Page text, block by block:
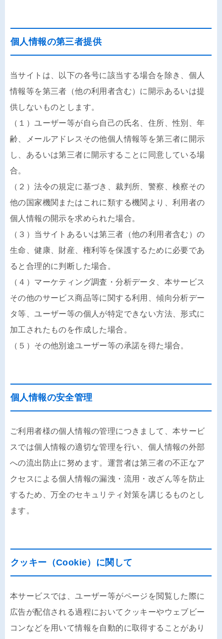
個人情報の第三者提供
当サイトは、以下の各号に該当する場合を除き、個人
情報等を第三者（他の利用者含む）に開示あるいは提
供しないものとします。
（１）ユーザー等が自ら自己の氏名、住所、性別、年
齢、メールアドレスその他個人情報等を第三者に開示
し、あるいは第三者に開示することに同意している場
合。
（２）法令の規定に基づき、裁判所、警察、検察その
他の国家機関またはこれに類する機関より、利用者の
個人情報の開示を求められた場合。
（３）当サイトあるいは第三者（他の利用者含む）の
生命、健康、財産、権利等を保護するために必要であ
ると合理的に判断した場合。
（４）マーケティング調査・分析データ、本サービス
その他のサービス商品等に関する利用、傾向分析デー
タ等、ユーザー等の個人が特定できない方法、形式に
加工されたものを作成した場合。
（５）その他別途ユーザー等の承諾を得た場合。
個人情報の安全管理
ご利用者様の個人情報の管理につきまして、本サービ
スでは個人情報の適切な管理を行い、個人情報の外部
への流出防止に努めます。運営者は第三者の不正なア
クセスによる個人情報の漏洩・流用・改ざん等を防止
するため、万全のセキュリティ対策を講じるものとし
ます。
クッキー（Cookie）に関して
本サービスでは、ユーザー等がページを閲覧した際に
広告が配信される過程においてクッキーやウェブビー
コンなどを用いて情報を自動的に取得することがあり